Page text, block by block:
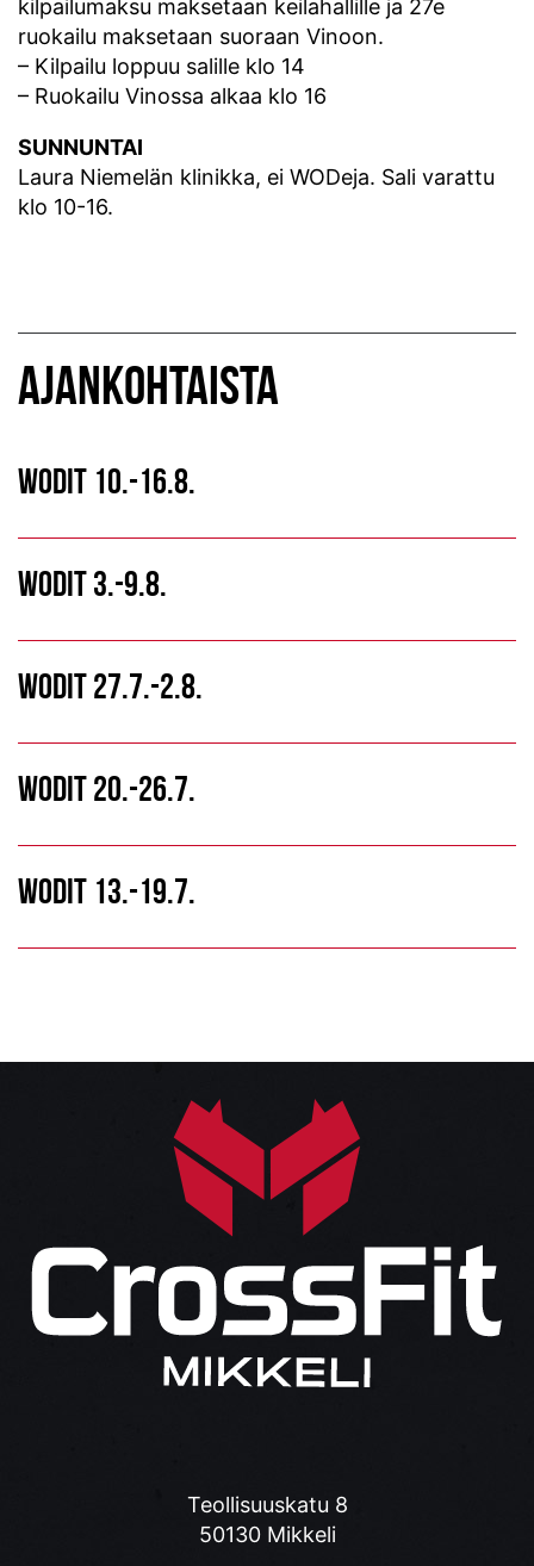
kilpailumaksu maksetaan keilahallille ja 27e
ruokailu maksetaan suoraan Vinoon.
– Kilpailu loppuu salille klo 14
– Ruokailu Vinossa alkaa klo 16
SUNNUNTAI
Laura Niemelän klinikka, ei WODeja. Sali varattu
klo 10-16.
AJANKOHTAISTA
WODIT 10.-16.8.
WODIT 3.-9.8.
WODIT 27.7.-2.8.
WODIT 20.-26.7.
WODIT 13.-19.7.
Teollisuuskatu 8
50130 Mikkeli